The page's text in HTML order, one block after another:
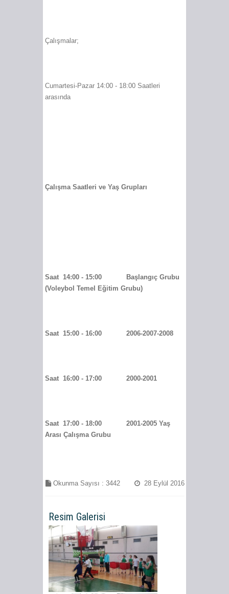
Çalışmalar;
Cumartesi-Pazar 14:00 - 18:00 Saatleri
arasında
Çalışma Saatleri ve Yaş Grupları
Saat 14:00 - 15:00 Başlangıç Grubu
(Voleybol Temel Eğitim Grubu)
Saat 15:00 - 16:00 2006-2007-2008
Saat 16:00 - 17:00 2000-2001
Saat 17:00 - 18:00 2001-2005 Yaş
Arası Çalışma Grubu
Okunma Sayısı : 3442 28 Eylül 2016
Resim Galerisi